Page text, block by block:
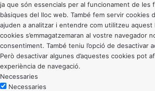
ja que són essencials per al funcionament de les
bàsiques del lloc web. També fem servir cookies
ajuden a analitzar i entendre com utilitzeu
cookies s’emmagatzemaran al vostre navegador
consentiment. També teniu l’opció de desactivar
Però desactivar algunes d’aquestes cookies pot
experiència de navegació.
Necessaries
Necessaries